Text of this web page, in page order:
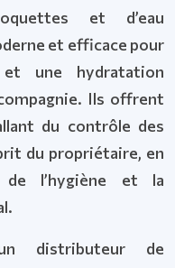
et d’eau
et efficace pour
une hydratation
Ils offrent
du contrôle des
du propriétaire, en
de l’hygiène et la
distributeur de